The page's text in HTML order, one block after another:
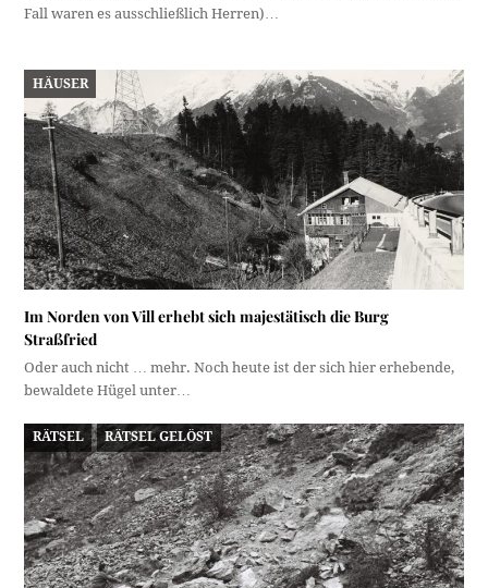
Fall waren es ausschließlich Herren)…
HÄUSER
Im Norden von Vill erhebt sich majestätisch die Burg
Straßfried
Oder auch nicht … mehr. Noch heute ist der sich hier erhebende,
bewaldete Hügel unter…
RÄTSEL RÄTSEL GELÖST